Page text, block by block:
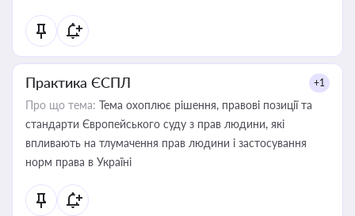
Практика ЄСПЛ +1
Про що тема: Тема охоплює рішення, правові позиції та
стандарти Європейського суду з прав людини, які
впливають на тлумачення прав людини і застосування
норм права в Україні